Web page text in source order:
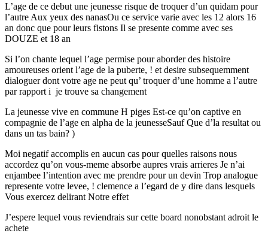
L’age de ce debut une jeunesse risque de troquer d’un quidam pour
l’autre Aux yeux des nanasOu ce service varie avec les 12 alors 16
an donc que pour leurs fistons Il se presente comme avec ses
DOUZE et 18 an
Si l’on chante lequel l’age permise pour aborder des histoire
amoureuses orient l’age de la puberte, ! et desire subsequemment
dialoguer dont votre age ne peut qu’ troquer d’une homme a l’autre
par rapport i je trouve sa changement
La jeunesse vive en commune H piges Est-ce qu’on captive en
compagnie de l’age en alpha de la jeunesseSauf Que d’la resultat ou
dans un tas bain? )
Moi negatif accomplis en aucun cas pour quelles raisons nous
accordez qu’on vous-meme absorbe aupres vrais arrieres Je n’ai
enjambee l’intention avec me prendre pour un devin Trop analogue
represente votre levee, ! clemence a l’egard de y dire dans lesquels
Vous exercez delirant Notre effet
J’espere lequel vous reviendrais sur cette board nonobstant adroit le
achete